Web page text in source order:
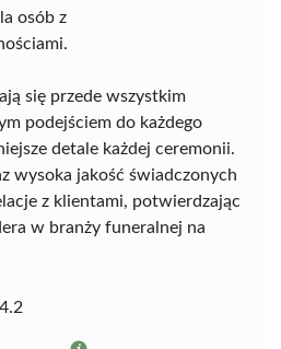
osób z
się przede wszystkim
podejściem do każdego
detale każdej ceremonii.
wysoka jakość świadczonych
z klientami, potwierdzając
w branży funeralnej na
4.2